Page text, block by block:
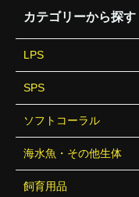
カテゴリーから探す
LPS
SPS
ソフトコーラル
海水魚・その他生体
飼育用品